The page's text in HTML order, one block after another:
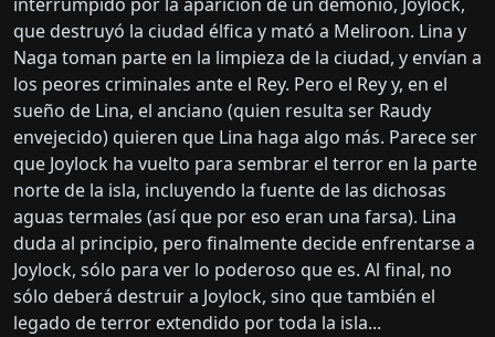
que destruyó la ciudad élfica y mató a Meliroon. Lina y
Naga toman parte en la limpieza de la ciudad, y envían a
los peores criminales ante el Rey. Pero el Rey y, en el
sueño de Lina, el anciano (quien resulta ser Raudy
envejecido) quieren que Lina haga algo más. Parece ser
que Joylock ha vuelto para sembrar el terror en la parte
norte de la isla, incluyendo la fuente de las dichosas
aguas termales (así que por eso eran una farsa). Lina
duda al principio, pero finalmente decide enfrentarse a
Joylock, sólo para ver lo poderoso que es. Al final, no
sólo deberá destruir a Joylock, sino que también el
legado de terror extendido por toda la isla...